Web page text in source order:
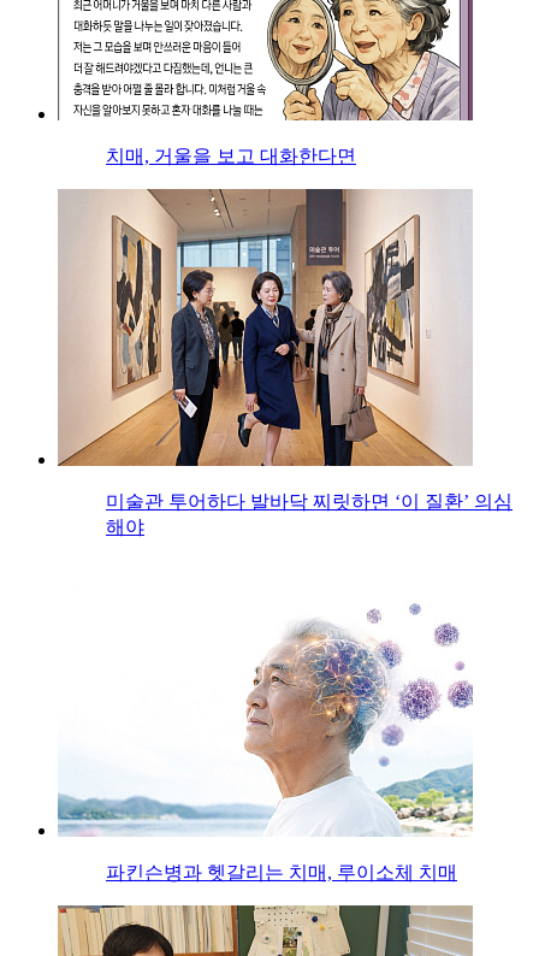
치매, 거울을 보고 대화한다면
미술관 투어하다 발바닥 찌릿하면 ‘이 질환’ 의심
해야
파킨슨병과 헷갈리는 치매, 루이소체 치매